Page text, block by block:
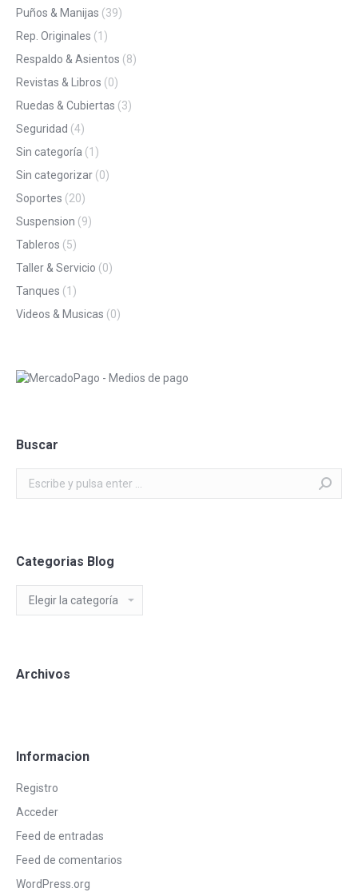
Puños & Manijas (39)
Rep. Originales (1)
Respaldo & Asientos (8)
Revistas & Libros (0)
Ruedas & Cubiertas (3)
Seguridad (4)
Sin categoría (1)
Sin categorizar (0)
Soportes (20)
Suspension (9)
Tableros (5)
Taller & Servicio (0)
Tanques (1)
Videos & Musicas (0)
Buscar
Buscar:
Categorias Blog
Categorias
Blog
Archivos
Informacion
Registro
Acceder
Feed de entradas
Feed de comentarios
WordPress.org